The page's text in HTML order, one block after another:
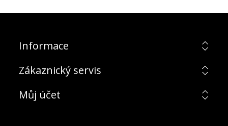
Informace
Zákaznický servis
Můj účet